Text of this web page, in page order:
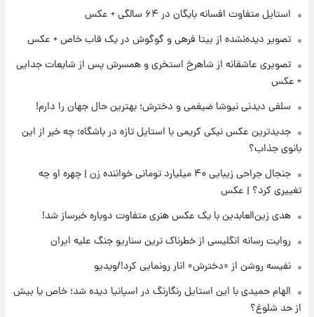
فال قهوه روزانه یکشنبه ۱۸ مرداد ماه ۱۴۰۵
فال روزانه واقعی یکشنبه ۱۸ مرداد ۱۴۰۵
جدول
۲۳ ساعت پیش
لیونل مسی عزادار شد! + جزئیات
استایل متفاوت افسانه بایگان در ۶۴ سالگی + عکس
تصویر دیده‌نشده از بیتا فرهی و گوگوش در یک قاب خاص + عکس
تصویری عاشقانه از شاهرخ استخری و همسرش پس از شایعات جدایی
+ عکس
سلفی دیدنی نیوشا ضیغمی و دخترش؛ بهترین حال جهان را دارم!
جدیدترین عکس نیکی کریمی با استایل تازه در باشگاه؛ چه خبر از این
بانوی جذاب؟
جنجال جراحی زیبایی ۴۰ میلیارد تومانی خواننده زن | چهره او چه
تغییری کرد؟ | عکس
هدی زین‌العابدین با یک عکس هنری متفاوت دوباره خبرساز شد!
روایت رسانه انگلیسی از خطرناک ترین سناریو جنگ علیه ایران
نفیسه روشن از «دخترش» انار رونمایی کرد!/ویدیو
الهام حمیدی با این استایل رنگارنگ در اسپانیا دیده شد؛ خاص یا بیش
از حد شلوغ؟